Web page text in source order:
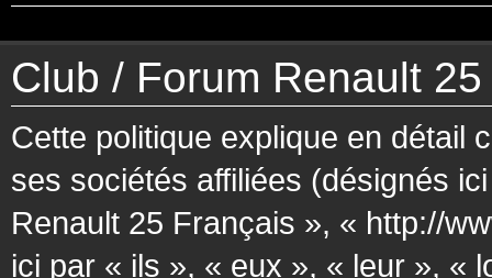
Club / Forum Renault
Cette politique explique en détail
ses sociétés affiliées (désignés
Renault 25 Français », « http://
ici par « ils », « eux », « leur », «